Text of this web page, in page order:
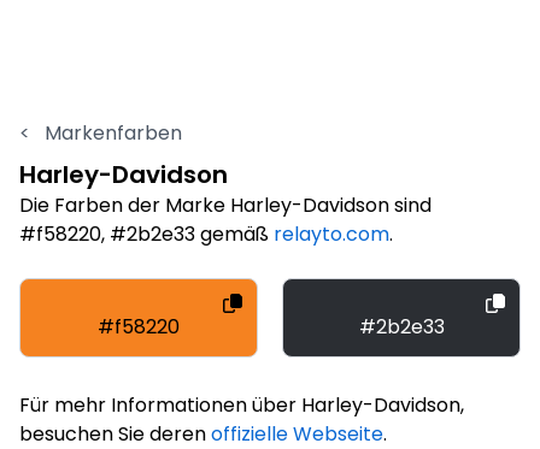
< Markenfarben
Harley-Davidson
Die Farben der Marke Harley-Davidson sind
#f58220, #2b2e33 gemäß relayto.com.
#f58220 #2b2e33
Für mehr Informationen über Harley-Davidson,
besuchen Sie derenoffizielle Webseite.